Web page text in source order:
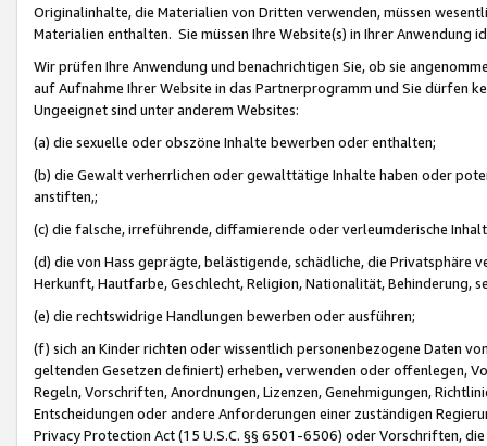
Originalinhalte, die Materialien von Dritten verwenden, müssen
Materialien enthalten. Sie müssen Ihre Website(s) in Ihrer Anwendung
Wir prüfen Ihre Anwendung und benachrichtigen Sie, ob sie
auf Aufnahme Ihrer Website in das Partnerprogramm und Sie dürfen
Ungeeignet sind unter anderem Websites:
(a) die sexuelle oder obszöne Inhalte bewerben oder enthalten;
(b) die Gewalt verherrlichen oder gewalttätige Inhalte haben oder
anstiften,;
(c) die falsche, irreführende, diffamierende oder verleumderische
(d) die von Hass geprägte, belästigende, schädliche, die Privatsphäre
Herkunft, Hautfarbe, Geschlecht, Religion, Nationalität, Behinderung,
(e) die rechtswidrige Handlungen bewerben oder ausführen;
(f) sich an Kinder richten oder wissentlich personenbezogene Daten
geltenden Gesetzen definiert) erheben, verwenden oder offenlegen,
Regeln, Vorschriften, Anordnungen, Lizenzen, Genehmigungen,
Entscheidungen oder andere Anforderungen einer zuständigen
Privacy Protection Act (15 U.S.C. §§ 6501-6506) oder Vorschriften,